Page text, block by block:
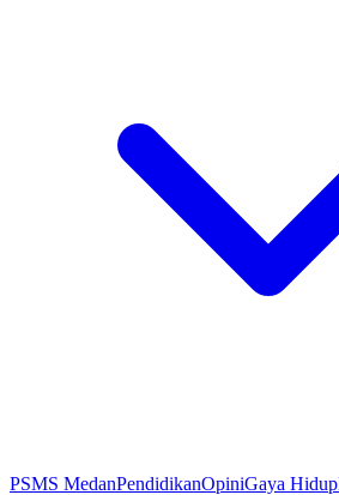
PSMS MedanPendidikanOpiniGaya Hidup